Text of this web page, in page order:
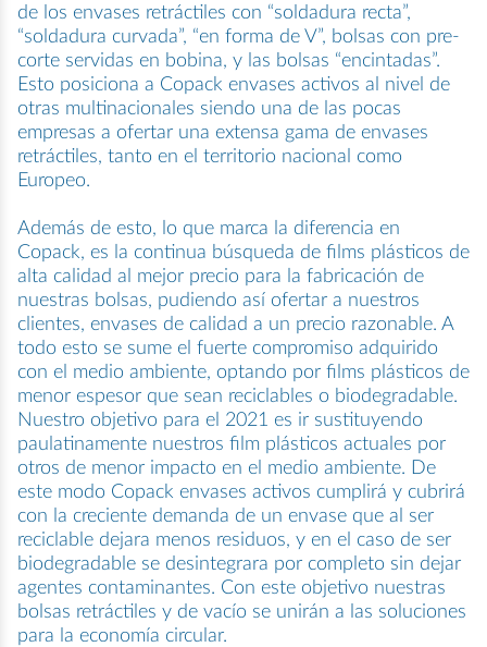
de los envases retráctiles con “soldadura recta”,
“soldadura curvada”, “en forma de V”, bolsas con pre-
corte servidas en bobina, y las bolsas “encintadas”.
Esto posiciona a Copack envases activos al nivel de
otras multinacionales siendo una de las pocas
empresas a ofertar una extensa gama de envases
retráctiles, tanto en el territorio nacional como
Europeo.
Además de esto, lo que marca la diferencia en
Copack, es la continua búsqueda de films plásticos de
alta calidad al mejor precio para la fabricación de
nuestras bolsas, pudiendo así ofertar a nuestros
clientes, envases de calidad a un precio razonable. A
todo esto se sume el fuerte compromiso adquirido
con el medio ambiente, optando por films plásticos de
menor espesor que sean reciclables o biodegradable.
Nuestro objetivo para el 2021 es ir sustituyendo
paulatinamente nuestros film plásticos actuales por
otros de menor impacto en el medio ambiente. De
este modo Copack envases activos cumplirá y cubrirá
con la creciente demanda de un envase que al ser
reciclable dejara menos residuos, y en el caso de ser
biodegradable se desintegrara por completo sin dejar
agentes contaminantes. Con este objetivo nuestras
bolsas retráctiles y de vacío se unirán a las soluciones
para la economía circular.